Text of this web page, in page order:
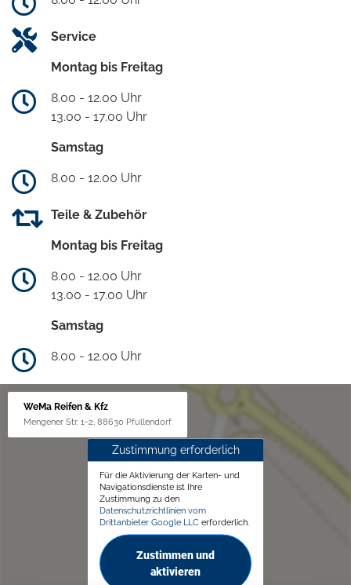
Service
Montag bis Freitag
8.00 - 12.00 Uhr
13.00 - 17.00 Uhr
Samstag
8.00 - 12.00 Uhr
Teile & Zubehör
Montag bis Freitag
8.00 - 12.00 Uhr
13.00 - 17.00 Uhr
Samstag
8.00 - 12.00 Uhr
WeMa Reifen & Kfz
Mengener Str. 1-2, 88630 Pfullendorf
Zustimmung erforderlich
Für die Aktivierung der Karten- und
Navigationsdienste ist Ihre
Zustimmung zu den
Datenschutzrichtlinien vom
Drittanbieter Google LLC erforderlich.
Zustimmen und
aktivieren